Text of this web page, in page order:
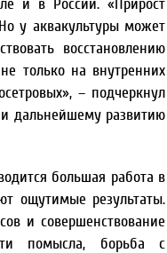
и в России. «Прирост
у аквакультуры может
восстановлению
только на внутренних
– подчеркнул
и дальнейшему развитию
большая работа в
ощутимые результаты.
и совершенствование
помысла, борьба с